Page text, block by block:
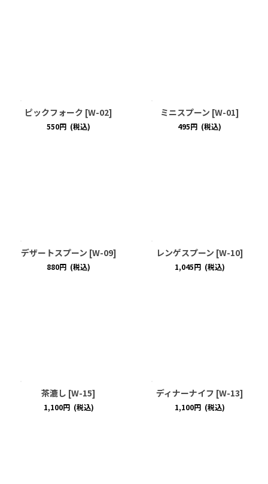
ピックフォーク [W-02]
550円 (税込)
ミニスプーン [W-01]
495円 (税込)
デザートスプーン [W-09]
880円 (税込)
レンゲスプーン [W-10]
1,045円 (税込)
茶漉し [W-15]
1,100円 (税込)
ディナーナイフ [W-13]
1,100円 (税込)